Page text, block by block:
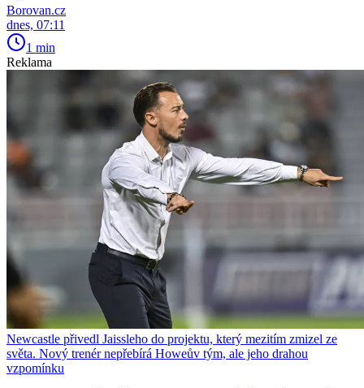
Borovan.cz
dnes, 07:11
1 min
Reklama
Newcastle přivedl Jaissleho do projektu, který mezitím zmizel ze
světa. Nový trenér nepřebírá Howeův tým, ale jeho drahou
vzpomínku